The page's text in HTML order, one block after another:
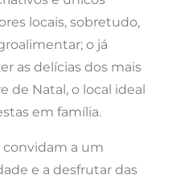
locais, sobretudo,
o já
as delícias dos mais
de Natal, o local ideal
em família.
convidam a um
e a desfrutar das